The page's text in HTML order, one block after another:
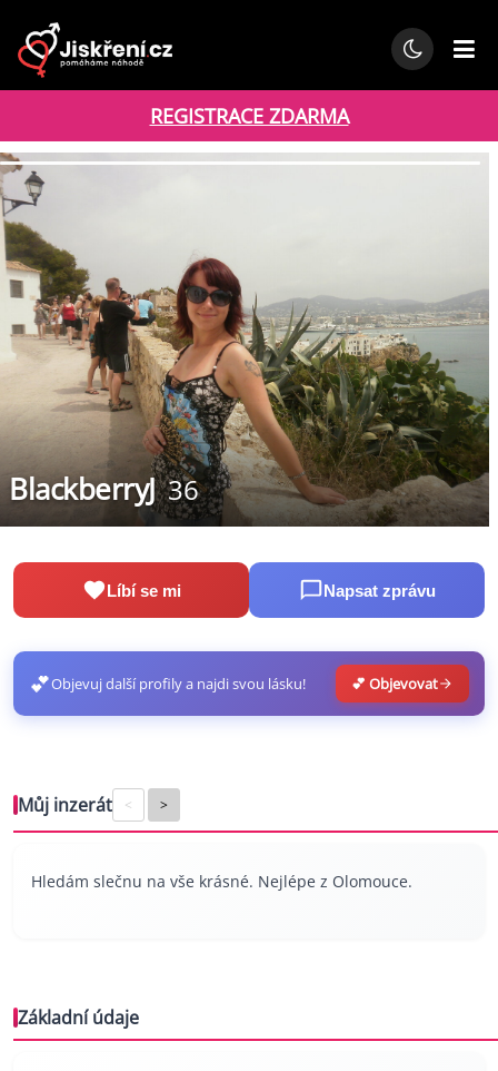
REGISTRACE ZDARMA
BlackberryJ 36
Líbí se mi Napsat zprávu
💕Objevuj další profily a najdi svou lásku! 💕 Objevovat
Můj inzerát < >
Hledám slečnu na vše krásné. Nejlépe z Olomouce.
Základní údaje